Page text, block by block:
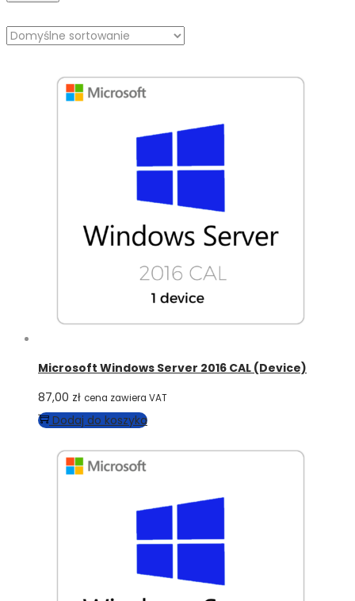
Microsoft Windows Server 2016 CAL (Device)
87,00 zł cena zawiera VAT
Dodaj do koszyka